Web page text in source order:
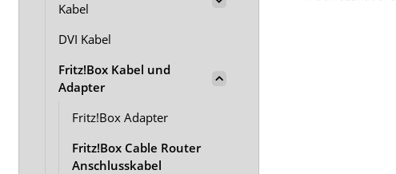
Kabel
DVI Kabel
Fritz!Box Kabel und
Adapter
Fritz!Box Adapter
Fritz!Box Cable Router
Anschlusskabel